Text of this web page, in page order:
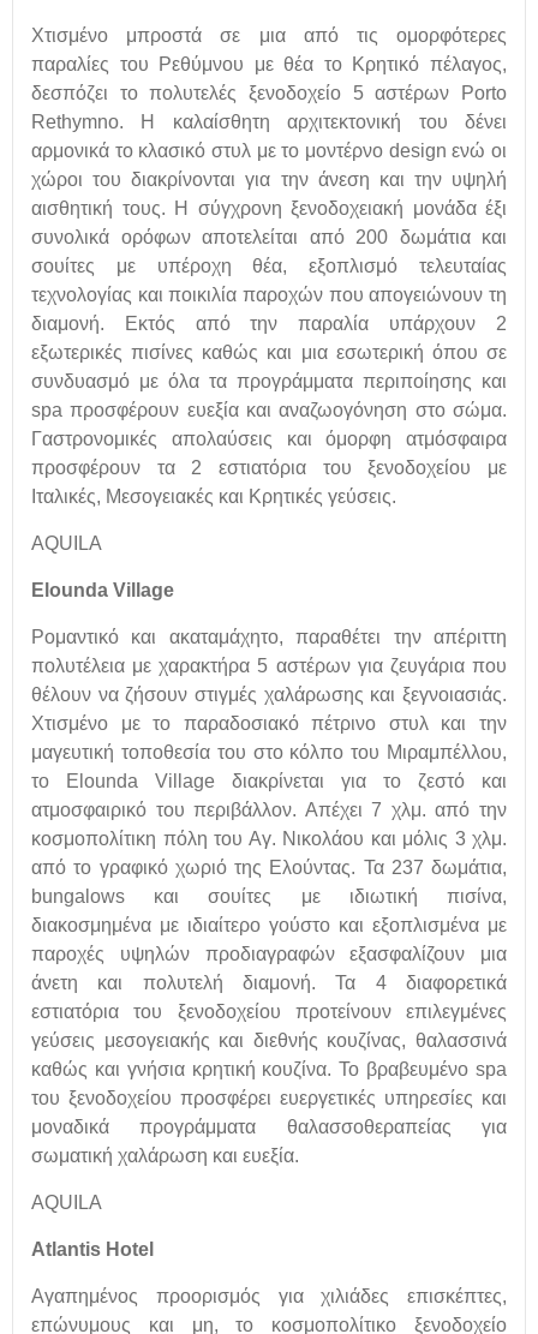
Χτισμένο μπροστά σε μια από τις ομορφότερες
παραλίες του Ρεθύμνου με θέα το Κρητικό πέλαγος,
δεσπόζει το πολυτελές ξενοδοχείο 5 αστέρων Porto
Rethymno. Η καλαίσθητη αρχιτεκτονική του δένει
αρμονικά το κλασικό στυλ με το μοντέρνο design ενώ οι
χώροι του διακρίνονται για την άνεση και την υψηλή
αισθητική τους. Η σύγχρονη ξενοδοχειακή μονάδα έξι
συνολικά ορόφων αποτελείται από 200 δωμάτια και
σουίτες με υπέροχη θέα, εξοπλισμό τελευταίας
τεχνολογίας και ποικιλία παροχών που απογειώνουν τη
διαμονή. Εκτός από την παραλία υπάρχουν 2
εξωτερικές πισίνες καθώς και μια εσωτερική όπου σε
συνδυασμό με όλα τα προγράμματα περιποίησης και
spa προσφέρουν ευεξία και αναζωογόνηση στο σώμα.
Γαστρονομικές απολαύσεις και όμορφη ατμόσφαιρα
προσφέρουν τα 2 εστιατόρια του ξενοδοχείου με
Ιταλικές, Μεσογειακές και Κρητικές γεύσεις.
ΑQUILA
Εlounda Village
Ρομαντικό και ακαταμάχητο, παραθέτει την απέριττη
πολυτέλεια με χαρακτήρα 5 αστέρων για ζευγάρια που
θέλουν να ζήσουν στιγμές χαλάρωσης και ξεγνοιασιάς.
Χτισμένο με το παραδοσιακό πέτρινο στυλ και την
μαγευτική τοποθεσία του στο κόλπο του Μιραμπέλλου,
το Εlounda Village διακρίνεται για το ζεστό και
ατμοσφαιρικό του περιβάλλον. Απέχει 7 χλμ. από την
κοσμοπολίτικη πόλη του Αγ. Νικολάου και μόλις 3 χλμ.
από το γραφικό χωριό της Ελούντας. Τα 237 δωμάτια,
bungalows και σουίτες με ιδιωτική πισίνα,
διακοσμημένα με ιδιαίτερο γούστο και εξοπλισμένα με
παροχές υψηλών προδιαγραφών εξασφαλίζουν μια
άνετη και πολυτελή διαμονή. Τα 4 διαφορετικά
εστιατόρια του ξενοδοχείου προτείνουν επιλεγμένες
γεύσεις μεσογειακής και διεθνής κουζίνας, θαλασσινά
καθώς και γνήσια κρητική κουζίνα. Το βραβευμένο spa
του ξενοδοχείου προσφέρει ευεργετικές υπηρεσίες και
μοναδικά προγράμματα θαλασσοθεραπείας για
σωματική χαλάρωση και ευεξία.
ΑQUILA
Αtlantis Hotel
Αγαπημένος προορισμός για χιλιάδες επισκέπτες,
επώνυμους και μη, το κοσμοπολίτικο ξενοδοχείο